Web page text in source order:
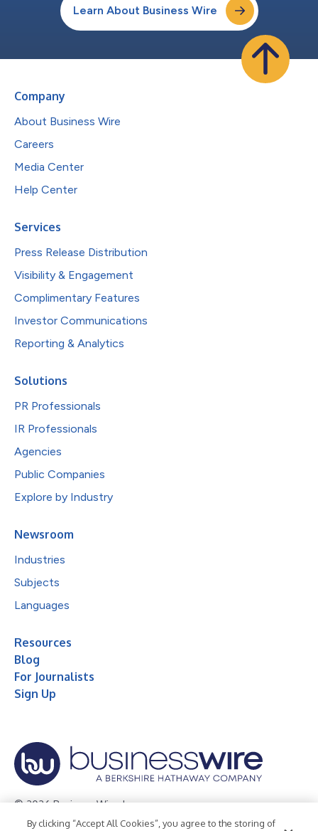
Learn About Business Wire
Company
About Business Wire
Careers
Media Center
Help Center
Services
Press Release Distribution
Visibility & Engagement
Complimentary Features
Investor Communications
Reporting & Analytics
Solutions
PR Professionals
IR Professionals
Agencies
Public Companies
Explore by Industry
Newsroom
Industries
Subjects
Languages
Resources
Blog
For Journalists
Sign Up
© 2026 Business Wire, Inc.
By clicking “Accept All Cookies”, you agree to the storing of